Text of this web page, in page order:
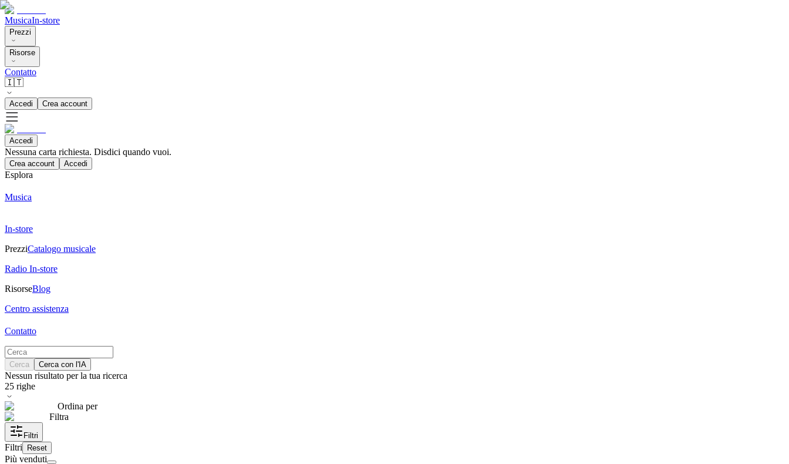
MusicaIn-store
Prezzi
Risorse
Contatto
🇮🇹
Accedi Crea account
Accedi
Nessuna carta richiesta. Disdici quando vuoi.
Crea account Accedi
Esplora
Musica
In-store
PrezziCatalogo musicale
Radio In-store
RisorseBlog
Centro assistenza
Contatto
Cerca Cerca con l'IA
Nessun risultato per la tua ricerca
25 righe
Ordina per
Filtra
Filtri
Filtri Reset
Più venduti